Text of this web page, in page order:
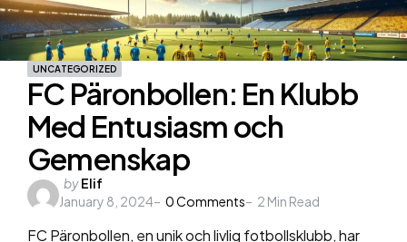
UNCATEGORIZED
FC Päronbollen: En Klubb
Med Entusiasm och
Gemenskap
Posted
by
byElif
January 8, 2024
0Comments 2 Min Read
FC Päronbollen, en unik och livlig fotbollsklubb, har